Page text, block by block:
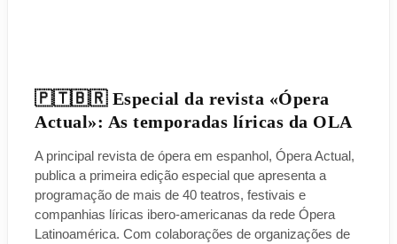
🇵🇹🇧🇷 Especial da revista «Ópera
Actual»: As temporadas líricas da OLA
A principal revista de ópera em espanhol, Ópera Actual,
publica a primeira edição especial que apresenta a
programação de mais de 40 teatros, festivais e
companhias líricas ibero-americanas da rede Ópera
Latinoamérica. Com colaborações de organizações de